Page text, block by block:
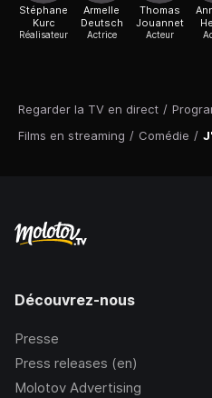
Regarder la TV en direct /
Films en streaming / Comédie /
Stéphane
Kurc
Réalisateur
Armelle
Deutsch
Actrice
Thomas
Jouannet
Acteur
Découvrez-nous
Presse
Press releases (en)
Molotov Advertising